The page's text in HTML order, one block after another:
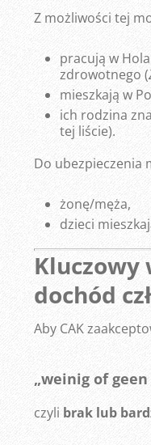
Z możliwości tej
pracują w
zdrowotnego (
mieszkają w
ich rodzina
tej liście).
Do ubezpieczenia
żonę/męża,
dzieci
Kluczowy
dochód
Aby CAK
„weinig of
czyli brak lub